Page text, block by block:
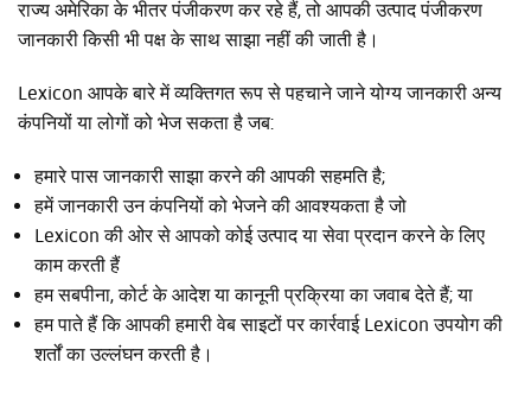
राज्य अमेरिका के भीतर पंजीकरण कर रहे हैं, तो आपकी उत्पाद पंजीकरण
जानकारी किसी भी पक्ष के साथ साझा नहीं की जाती है।
Lexicon आपके बारे में व्यक्तिगत रूप से पहचाने जाने योग्य जानकारी अन्य
कंपनियों या लोगों को भेज सकता है जब:
हमारे पास जानकारी साझा करने की आपकी सहमति है;
हमें जानकारी उन कंपनियों को भेजने की आवश्यकता है जो
Lexicon की ओर से आपको कोई उत्पाद या सेवा प्रदान करने के लिए
काम करती हैं
हम सबपीना, कोर्ट के आदेश या कानूनी प्रक्रिया का जवाब देते हैं; या
हम पाते हैं कि आपकी हमारी वेब साइटों पर कार्रवाई Lexicon उपयोग की
शर्तों का उल्लंघन करती है।